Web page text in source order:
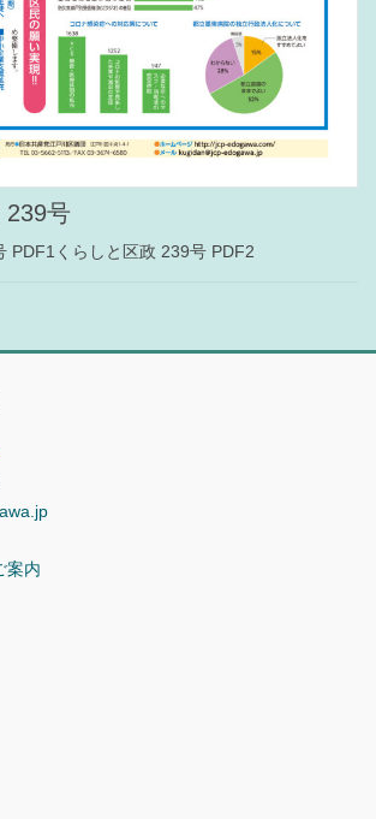
239号
PDF1くらしと区政 239号 PDF2
案内